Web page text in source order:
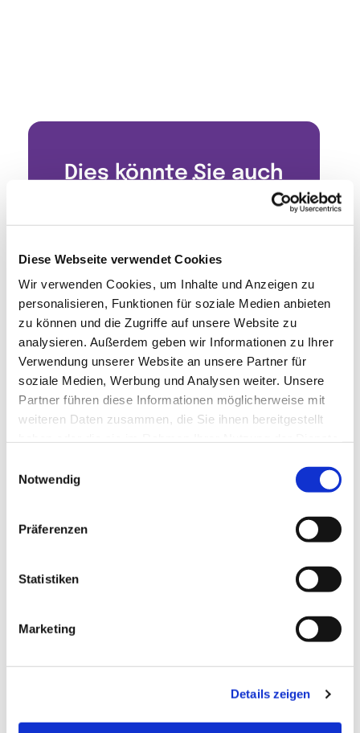
Diese Webseite verwendet Cookies
Wir verwenden Cookies, um Inhalte und Anzeigen zu
personalisieren, Funktionen für soziale Medien anbieten
zu können und die Zugriffe auf unsere Website zu
analysieren. Außerdem geben wir Informationen zu Ihrer
Verwendung unserer Website an unsere Partner für
soziale Medien, Werbung und Analysen weiter. Unsere
Partner führen diese Informationen möglicherweise mit
weiteren Daten zusammen, die Sie ihnen bereitgestellt
Notwendig
Präferenzen
Statistiken
Marketing
Details zeigen
Dies könnte Sie auch
interessieren
Heimat 27 - 14165 Berlin
kontakt@evkirchezehlendorfsued.de